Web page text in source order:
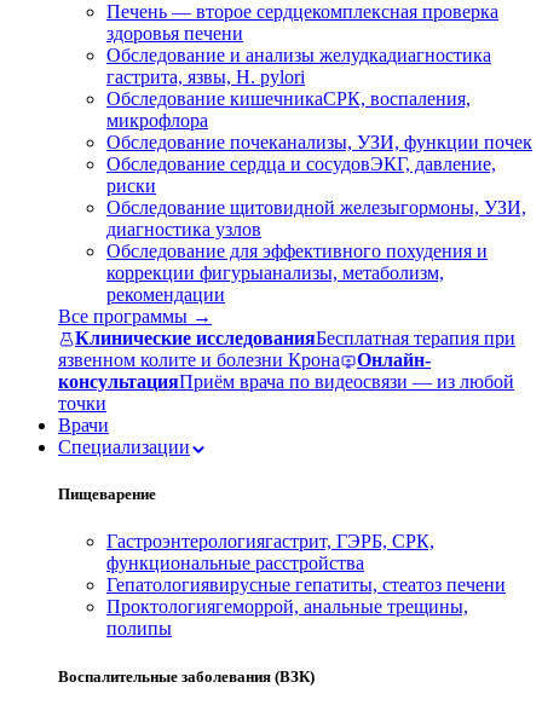
Печень — второе сердцекомплексная проверка
здоровья печени
Обследование и анализы желудкадиагностика
гастрита, язвы, H. pylori
Обследование кишечникаСРК, воспаления,
микрофлора
Обследование почеканализы, УЗИ, функции почек
Обследование сердца и сосудовЭКГ, давление,
риски
Обследование щитовидной железыгормоны, УЗИ,
диагностика узлов
Обследование для эффективного похудения и
коррекции фигурыанализы, метаболизм,
рекомендации
Все программы →
Клинические исследованияБесплатная терапия при
язвенном колите и болезни Крона
Онлайн-
консультацияПриём врача по видеосвязи — из любой
точки
Врачи
Специализации
Пищеварение
Гастроэнтерологиягастрит, ГЭРБ, СРК,
функциональные расстройства
Гепатологиявирусные гепатиты, стеатоз печени
Проктологиягеморрой, анальные трещины,
полипы
Воспалительные заболевания (ВЗК)